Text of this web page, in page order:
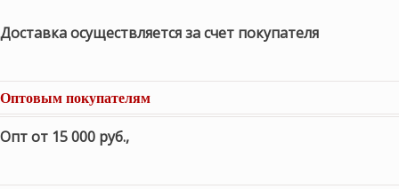
Доставка осуществляется за счет покупателя
Оптовым покупателям
Опт от 15 000 руб.,